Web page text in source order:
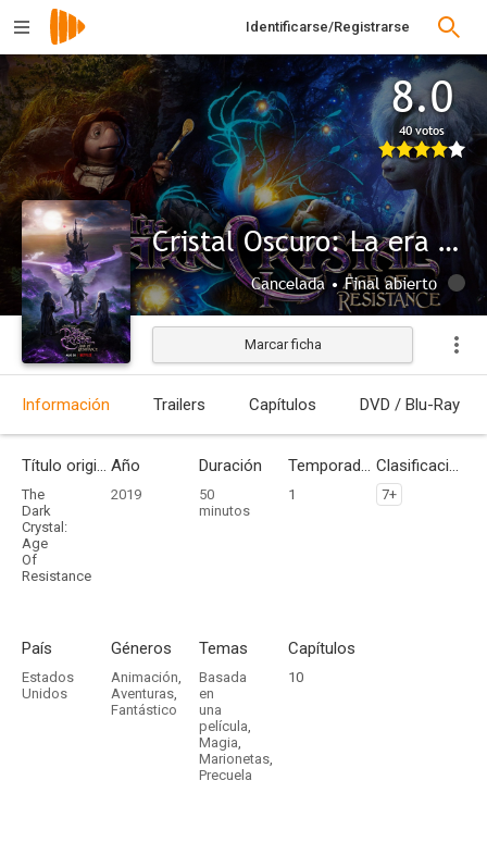
Identificarse/Registrarse
8.0
40 votos
Cristal Oscuro: La era de la resistencia
Cancelada • Final abierto
Marcar ficha
Información Trailers Capítulos DVD / Blu-Ray
Título original
The
Dark
Crystal:
Age
Of
Resistance
Año
2019
Duración
50
minutos
Temporadas
1
Clasificación por edades
7+
País
Estados
Unidos
Géneros
Animación,
Aventuras,
Fantástico
Temas
Basada
en
una
película,
Magia,
Marionetas,
Precuela
Capítulos
10